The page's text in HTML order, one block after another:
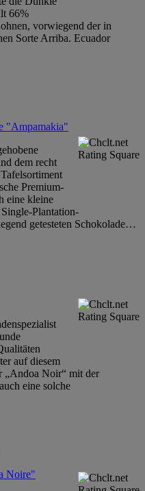
66%
vorwiegend der in
Sorte Arriba. Ecuador
dem recht
Premium-
eine kleine
Plantation-
getesteten Schokolade…
auf diesem
„Andoa Noir“ mit der
eine solche